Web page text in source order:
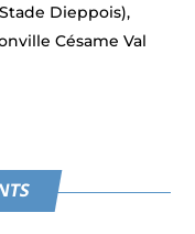
Dieppois),
Césame Val